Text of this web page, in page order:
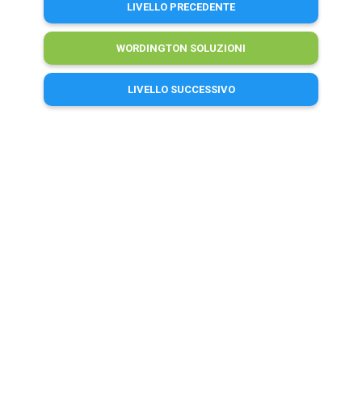
LIVELLO PRECEDENTE
WORDINGTON SOLUZIONI
LIVELLO SUCCESSIVO